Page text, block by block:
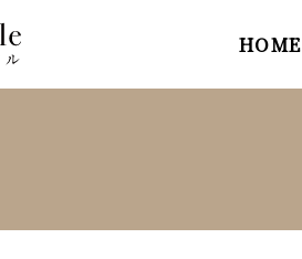
HOME